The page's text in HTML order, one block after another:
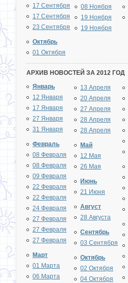
17 Сентября
17 Сентября
23 Сентября
Октябрь
01 Октября
08 Ноября
19 Ноября
19 Ноября
АРХИВ НОВОСТЕЙ ЗА 2012 ГОД
Январь
12 Января
17 Января
27 Января
31 Января
Февраль
08 Февраля
08 Февраля
09 Февраля
22 Февраля
22 Февраля
24 Февраля
27 Февраля
27 Февраля
27 Февраля
Март
01 Марта
06 Марта
13 Апреля
20 Апреля
27 Апреля
28 Апреля
28 Апреля
Май
12 Мая
26 Мая
Июнь
21 Июня
Август
28 Августа
Сентябрь
03 Сентября
Октябрь
02 Октября
04 Октября